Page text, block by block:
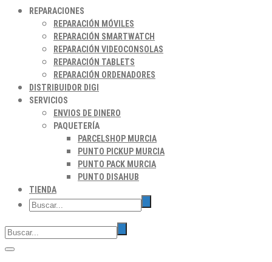
REPARACIONES
REPARACIÓN MÓVILES
REPARACIÓN SMARTWATCH
REPARACIÓN VIDEOCONSOLAS
REPARACIÓN TABLETS
REPARACIÓN ORDENADORES
DISTRIBUIDOR DIGI
SERVICIOS
ENVIOS DE DINERO
PAQUETERÍA
PARCELSHOP MURCIA
PUNTO PICKUP MURCIA
PUNTO PACK MURCIA
PUNTO DISAHUB
TIENDA